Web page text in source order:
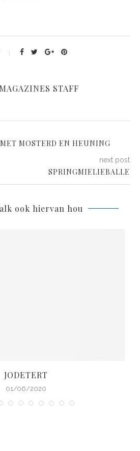
STAFF
MOSTERD EN HEUNING
next post
SPRINGMIELIEBALLE
ook hiervan hou
JODETERT
01/06/2020